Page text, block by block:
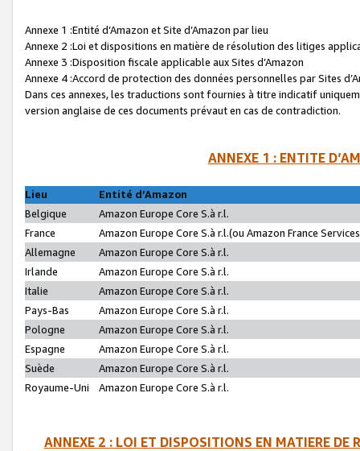
Annexe 1 :Entité d’Amazon et Site d’Amazon par lieu
Annexe 2 :Loi et dispositions en matière de résolution des litiges
Annexe 3 :Disposition fiscale applicable aux Sites d’Amazon
Annexe 4 :Accord de protection des données personnelles par Sites
Dans ces annexes, les traductions sont fournies à titre indicatif
version anglaise de ces documents prévaut en cas de contradiction.
ANNEXE 1 : ENTITE
Lieu
Entité d’Amazon
Belgique
Amazon Europe Core S.à r.l.
France
Amazon Europe Core S.à r.l.(ou Amazon France
Allemagne
Amazon Europe Core S.à r.l.
Irlande
Amazon Europe Core S.à r.l.
Italie
Amazon Europe Core S.à r.l.
Pays-Bas
Amazon Europe Core S.à r.l.
Pologne
Amazon Europe Core S.à r.l.
Espagne
Amazon Europe Core S.à r.l.
Suède
Amazon Europe Core S.à r.l.
Royaume-Uni
Amazon Europe Core S.à r.l.
ANNEXE 2 : LOI ET DISPOSITIONS EN MATIERE DE